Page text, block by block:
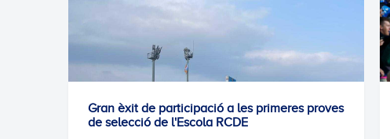
Gran èxit de participació a les primeres proves
de selecció de l'Escola RCDE